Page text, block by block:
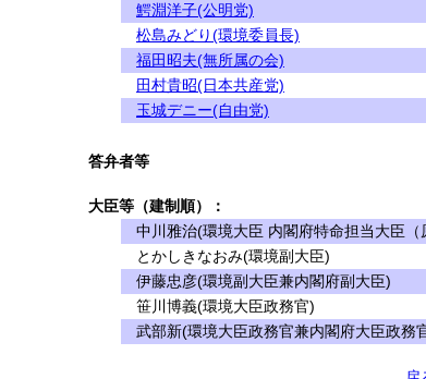
鰐淵洋子(公明党)
松島みどり(環境委員長)
福田昭夫(無所属の会)
田村貴昭(日本共産党)
玉城デニー(自由党)
答弁者等
大臣等（建制順）：
中川雅治(環境大臣 内閣府特命担当大臣（
とかしきなおみ(環境副大臣)
伊藤忠彦(環境副大臣兼内閣府副大臣)
笹川博義(環境大臣政務官)
武部新(環境大臣政務官兼内閣府大臣政務